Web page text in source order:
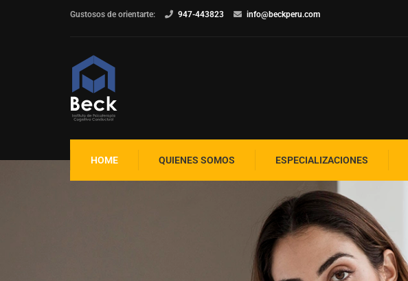
Gustosos de orientarte: 947-443823 info@beckperu.com
HOME QUIENES SOMOS ESPECIALIZACIONES